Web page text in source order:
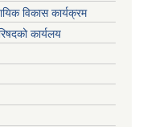
विकास कार्यक्रम
कार्यलय